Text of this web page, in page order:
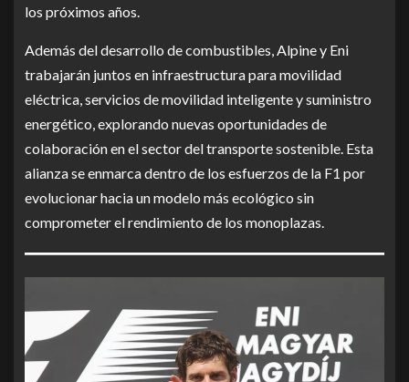
los próximos años.
Además del desarrollo de combustibles, Alpine y Eni
trabajarán juntos en infraestructura para movilidad
eléctrica, servicios de movilidad inteligente y suministro
energético, explorando nuevas oportunidades de
colaboración en el sector del transporte sostenible. Esta
alianza se enmarca dentro de los esfuerzos de la F1 por
evolucionar hacia un modelo más ecológico sin
comprometer el rendimiento de los monoplazas.